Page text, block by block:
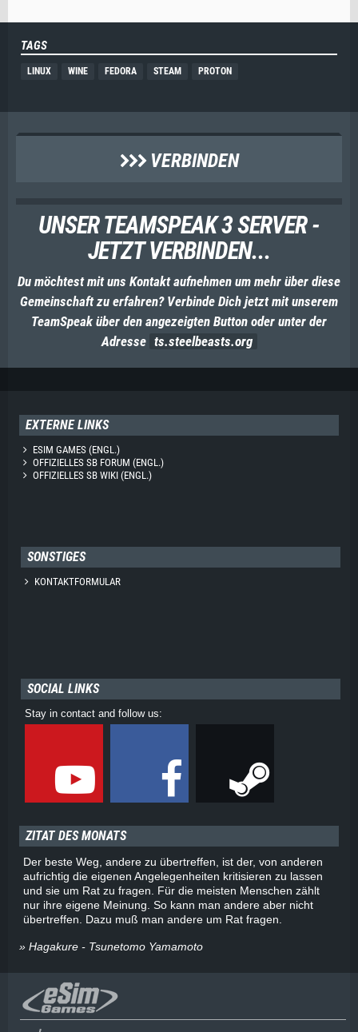
TAGS
LINUX WINE FEDORA STEAM PROTON
VERBINDEN
UNSER TEAMSPEAK 3 SERVER -
JETZT VERBINDEN...
Du möchtest mit uns Kontakt aufnehmen um mehr über diese
Gemeinschaft zu erfahren? Verbinde Dich jetzt mit unserem
TeamSpeak über den angezeigten Button oder unter der
Adresse ts.steelbeasts.org
EXTERNE LINKS
ESIM GAMES (ENGL.)
OFFIZIELLES SB FORUM (ENGL.)
OFFIZIELLES SB WIKI (ENGL.)
SONSTIGES
KONTAKTFORMULAR
SOCIAL LINKS
Stay in contact and follow us:
ZITAT DES MONATS
Der beste Weg, andere zu übertreffen, ist der, von anderen
aufrichtig die eigenen Angelegenheiten kritisieren zu lassen
und sie um Rat zu fragen. Für die meisten Menschen zählt
nur ihre eigene Meinung. So kann man andere aber nicht
übertreffen. Dazu muß man andere um Rat fragen.
» Hagakure - Tsunetomo Yamamoto